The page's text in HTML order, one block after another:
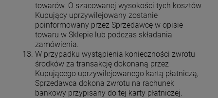
towarów. O szacowanej wysokości tych kosztów
Kupujący uprzywilejowany zostanie
poinformowany przez Sprzedawcę w opisie
towaru w Sklepie lub podczas składania
zamówienia.
W przypadku wystąpienia konieczności zwrotu
środków za transakcję dokonaną przez
Kupującego uprzywilejowanego kartą płatniczą,
Sprzedawca dokona zwrotu na rachunek
bankowy przypisany do tej karty płatniczej.